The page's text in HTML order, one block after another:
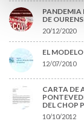
PANDEMIA
DE
20/12/2020
EL
12/07/2010
CARTA DE
DEL CHOP
10/10/2012